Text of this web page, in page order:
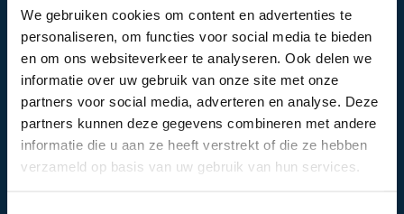
We gebruiken cookies om content en advertenties te
personaliseren, om functies voor social media te bieden
en om ons websiteverkeer te analyseren. Ook delen we
informatie over uw gebruik van onze site met onze
partners voor social media, adverteren en analyse. Deze
partners kunnen deze gegevens combineren met andere
informatie die u aan ze heeft verstrekt of die ze hebben
verzameld op basis van uw gebruik van hun services.
Volg ons op: